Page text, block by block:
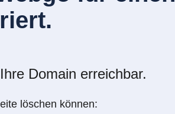
Domain erreichbar.
löschen können: